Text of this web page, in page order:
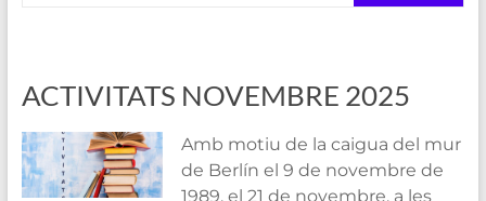
ACTIVITATS NOVEMBRE 2025
Amb motiu de la caigua del mur
de Berlín el 9 de novembre de
1989, el 21 de novembre, a les